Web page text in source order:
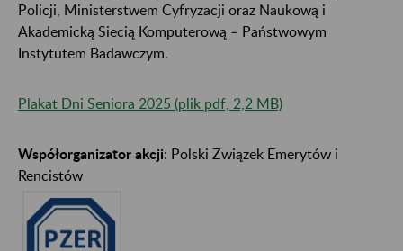
Policji, Ministerstwem Cyfryzacji oraz Naukową i
Akademicką Siecią Komputerową – Państwowym
Instytutem Badawczym.
Plakat Dni Seniora 2025 (plik pdf, 2,2 MB)
Współorganizator akcji: Polski Związek Emerytów i
Rencistów